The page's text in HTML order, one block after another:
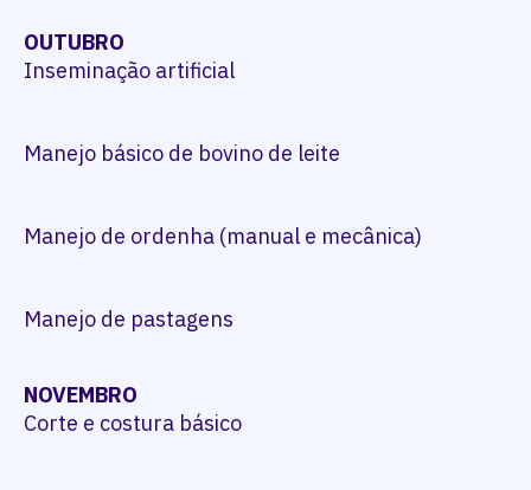
OUTUBRO
Inseminação artificial
Manejo básico de bovino de leite
Manejo de ordenha (manual e mecânica)
Manejo de pastagens
NOVEMBRO
Corte e costura básico